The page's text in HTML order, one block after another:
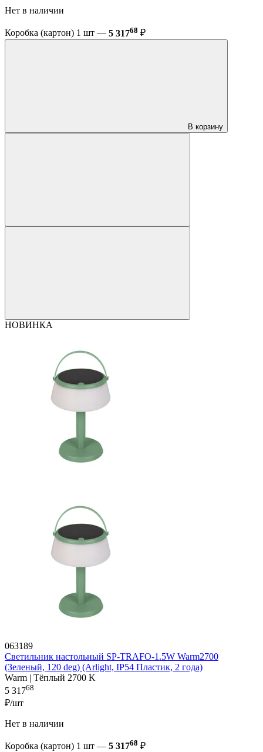
Нет в наличии
Коробка (картон) 1 шт — 5 31768 ₽
В корзину
НОВИНКА
063189
Светильник настольный SP-TRAFO-1.5W Warm2700
(Зеленый, 120 deg) (Arlight, IP54 Пластик, 2 года)
Warm | Тёплый 2700 K
5 31768
₽/шт
Нет в наличии
Коробка (картон) 1 шт — 5 31768 ₽